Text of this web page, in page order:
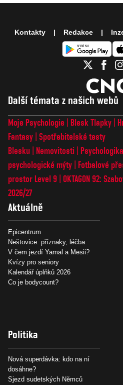
Další témata z našich webů
Moje Psychologie Blesk Tlapky
Fantasy Spotřebitelské testy
Blesku
Nemovitosti
psychologické mýty
Fotbalové
prostor Level 9 OKTAGON 92:
2026/27
Aktuálně
Epicentrum
Neštovice: příznaky, léčba
V čem jezdí Yamal a Mesii?
Kvízy pro seniory
Kalendář úplňků 2026
Co je bodycount?
Politika
Nová superdávka: kdo na ní
dosáhne?
Sjezd sudetských Němců
Kontakty Redakce